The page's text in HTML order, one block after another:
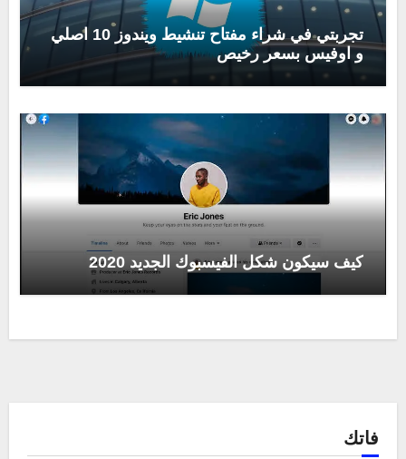
تجربتي في شراء مفتاح تنشيط ويندوز 10 اصلي
و اوفيس بسعر رخيص
كيف سيكون شكل الفيسبوك الجديد 2020
فاتك